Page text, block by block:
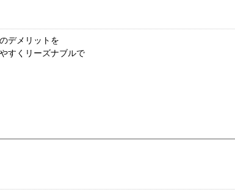
デメリットを
すくリーズナブルで